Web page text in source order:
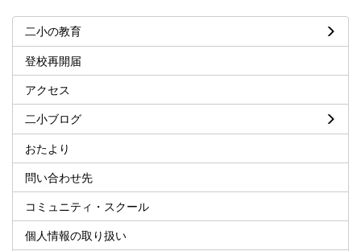
二小の教育
登校再開届
アクセス
二小ブログ
おたより
問い合わせ先
コミュニティ・スクール
個人情報の取り扱い